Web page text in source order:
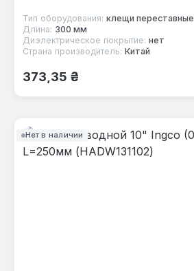
Тип оборудования: клещи переставные
Длина: 300 мм
Диэлектрическое покрытие: нет
Страна производитель: Китай
Обычная цена:
373,35 ₴
Нет в наличии